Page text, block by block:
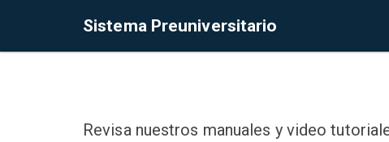
Sistema Preuniversitario
Revisa nuestros manuales y video